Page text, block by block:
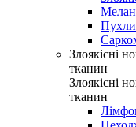
Злоякісні
тканин
Злоякісні
тканин